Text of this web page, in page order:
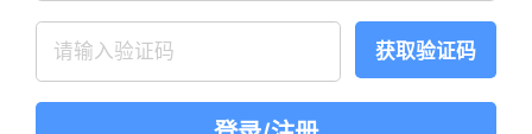
获取验证码